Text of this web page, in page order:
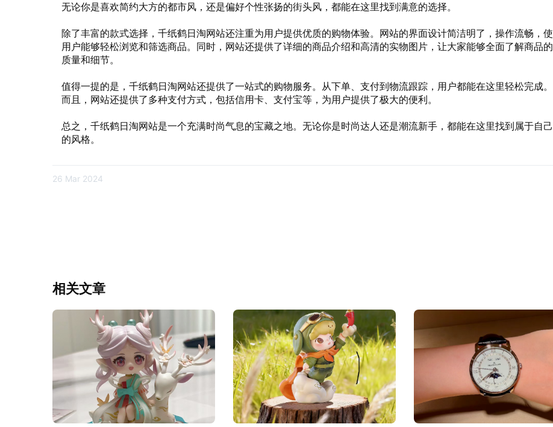
无论你是喜欢简约大方的都市风，还是偏好个性张扬的街头风，都能在这里找到满意的选择。
除了丰富的款式选择，千纸鹤日淘网站还注重为用户提供优质的购物体验。网站的界面设计简洁明了，操作流畅，使
用户能够轻松浏览和筛选商品。同时，网站还提供了详细的商品介绍和高清的实物图片，让大家能够全面了解商品的
质量和细节。
值得一提的是，千纸鹤日淘网站还提供了一站式的购物服务。从下单、支付到物流跟踪，用户都能在这里轻松完成。
而且，网站还提供了多种支付方式，包括信用卡、支付宝等，为用户提供了极大的便利。
总之，千纸鹤日淘网站是一个充满时尚气息的宝藏之地。无论你是时尚达人还是潮流新手，都能在这里找到属于自己
的风格。
26 Mar 2024
相关文章